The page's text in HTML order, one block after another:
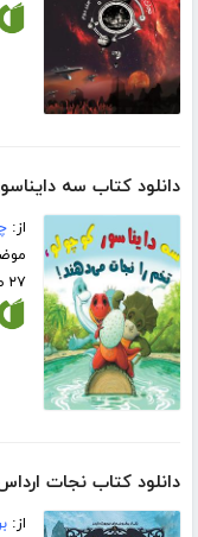
دانلود کتاب سه
از:
۲۷ صفحه
دانلود کتاب نجات ارداس 1: وحشی‌های
از: